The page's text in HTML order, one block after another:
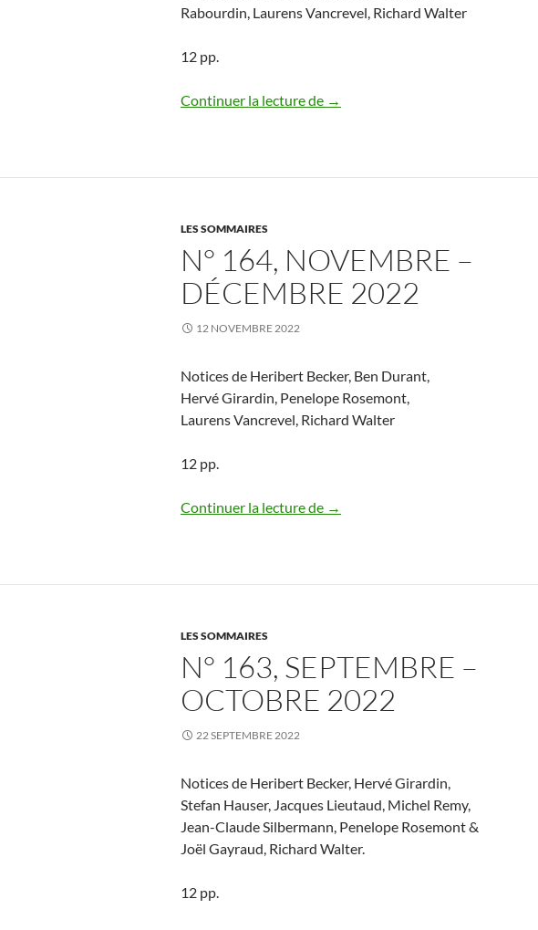
Rabourdin, Laurens Vancrevel, Richard Walter
12 pp.
Continuer la lecture de N° 165, janvier – février 2023
→
LES SOMMAIRES
N° 164, NOVEMBRE –
DÉCEMBRE 2022
12 NOVEMBRE 2022
Notices de Heribert Becker, Ben Durant,
Hervé Girardin, Penelope Rosemont,
Laurens Vancrevel, Richard Walter
12 pp.
Continuer la lecture de N° 164, novembre – décembre
→
LES SOMMAIRES
N° 163, SEPTEMBRE –
OCTOBRE 2022
22 SEPTEMBRE 2022
Notices de Heribert Becker, Hervé Girardin,
Stefan Hauser, Jacques Lieutaud, Michel Remy,
Jean-Claude Silbermann, Penelope Rosemont &
Joël Gayraud, Richard Walter.
12 pp.